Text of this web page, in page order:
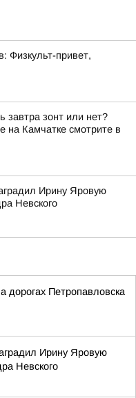
Физкульт-привет,
завтра зонт или нет?
на Камчатке смотрите в
Ирину Яровую
Невского
дорогах Петропавловска
Ирину Яровую
Невского